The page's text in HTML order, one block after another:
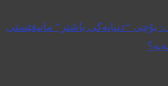
بۆچی “دنیایەکی باشتر” مانیفێستی